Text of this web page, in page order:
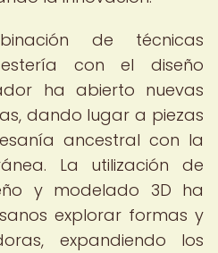
de técnicas
con el diseño
ha abierto nuevas
dando lugar a piezas
ancestral con la
La utilización de
y modelado 3D ha
explorar formas y
expandiendo los